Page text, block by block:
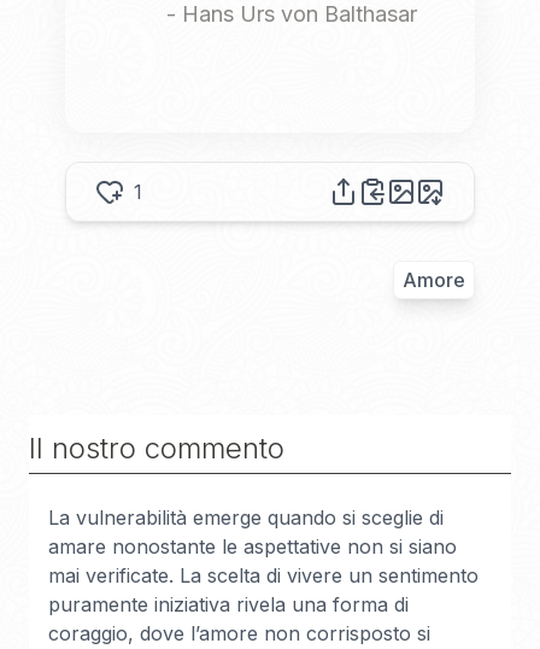
- Hans Urs von Balthasar
1
Amore
Il nostro commento
La vulnerabilità emerge quando si sceglie di
amare nonostante le aspettative non si siano
mai verificate. La scelta di vivere un sentimento
puramente iniziativa rivela una forma di
coraggio, dove l’amore non corrisposto si